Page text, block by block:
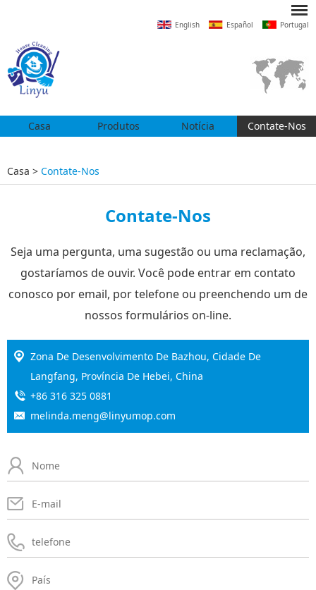
English Español Portugal
Casa Produtos Notícia Contate-Nos
Casa > Contate-Nos
Contate-Nos
Seja uma pergunta, uma sugestão ou uma reclamação,
gostaríamos de ouvir. Você pode entrar em contato
conosco por email, por telefone ou preenchendo um de
nossos formulários on-line.
Zona De Desenvolvimento De Bazhou, Cidade De
Langfang, Província De Hebei, China
+86 316 325 0881
melinda.meng@linyumop.com